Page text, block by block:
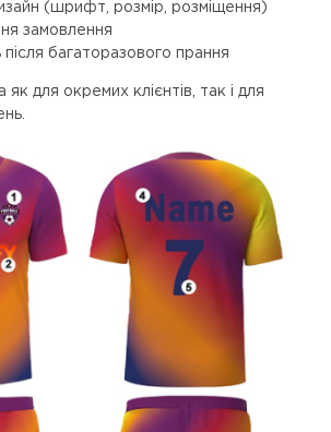
(шрифт, розмір, розміщення)
замовлення
після багаторазового прання
для окремих клієнтів, так і для